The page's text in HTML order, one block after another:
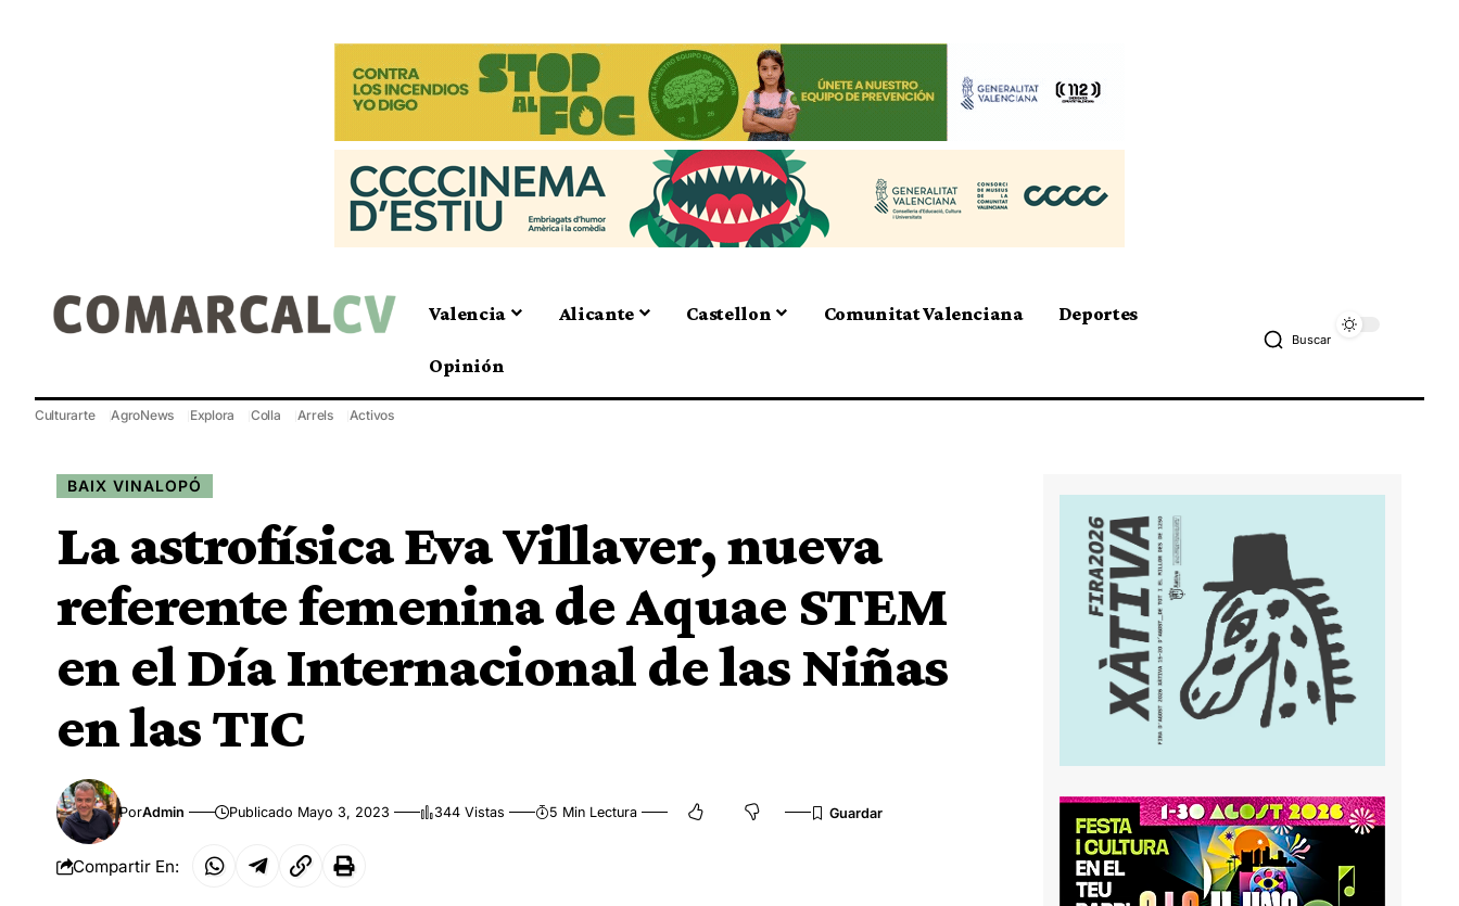
Valencia Alicante Castellon Comunitat Valenciana Deportes
Opinión
Buscar
Culturarte AgroNews Explora Colla Arrels Activos
BAIX VINALOPÓ
La astrofísica Eva Villaver, nueva
referente femenina de Aquae STEM
en el Día Internacional de las Niñas
en las TIC
PorAdmin Publicado Mayo 3, 2023 344 Vistas 5 Min Lectura
Compartir En: